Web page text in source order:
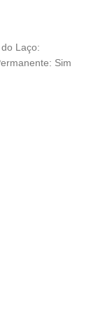
Laço:
Sim